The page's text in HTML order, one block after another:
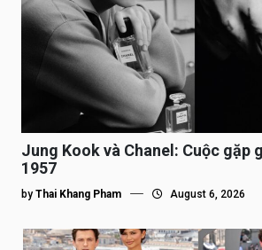
Jung Kook và Chanel: Cuộc gặp
1957
by Thai Khang Pham August 6, 2026